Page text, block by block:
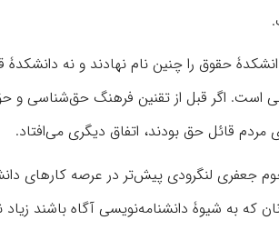
حقوق را چنین نام نهادند و نه
است. اگر قبل از تقنین فرهنگ حق‌شناسی و
مردم قائل حق بودند، اتفاق دیگری می‌افتاد.
جعفری لنگرودی پیش‌تر در عرصه کارهای
به شیوۀ دانشنامه‌نویسی آگاه باشند زیاد